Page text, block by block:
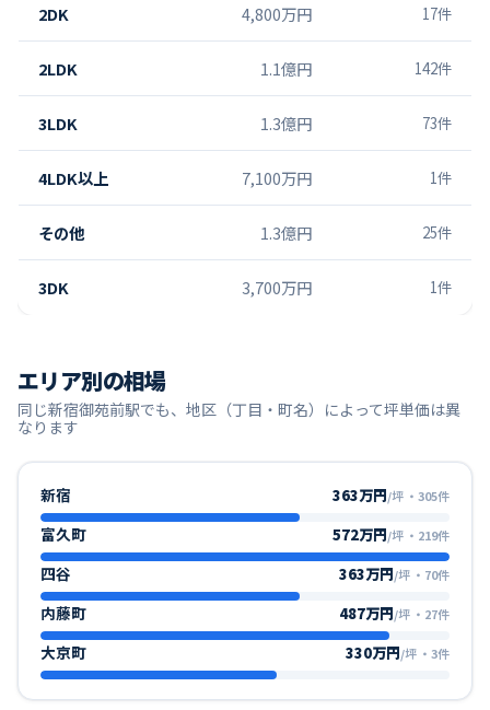
2DK 4,800万円 17件
2LDK 1.1億円 142件
3LDK 1.3億円 73件
4LDK以上 7,100万円 1件
その他 1.3億円 25件
3DK 3,700万円 1件
エリア別の相場
同じ新宿御苑前駅でも、地区（丁目・町名）によって坪単価は異
なります
新宿 363万円/坪 ・ 305件
富久町 572万円/坪 ・ 219件
四谷 363万円/坪 ・ 70件
内藤町 487万円/坪 ・ 27件
大京町 330万円/坪 ・ 3件